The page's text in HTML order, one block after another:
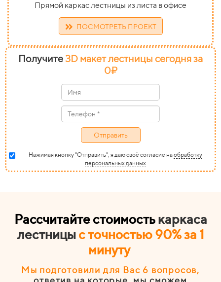
Прямой каркас лестницы из листа в офисе
ПОСМОТРЕТЬ ПРОЕКТ
Получите3D макет лестницы сегодня за
0₽
Отправить
Нажимая кнопку "Отправить", я даю своё согласие наобработку
персональных данных
Рассчитайте стоимостькаркаса
лестницыс точностью 90% за 1
минуту
Мы подготовили для Вас 6 вопросов,